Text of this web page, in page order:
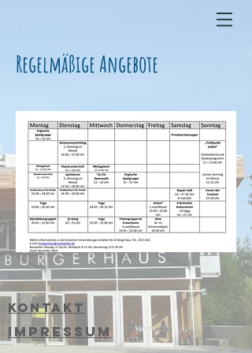
Regelmäßige Angebote
Kontakt
IMpressum